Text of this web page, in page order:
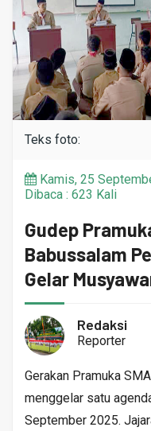
Teks foto:
Kamis, 25
Dibaca : 623 Kali
Gudep
Babussalam
Gelar
Redaksi
Reporter
Gerakan Pramuka
menggelar satu
September 2025.